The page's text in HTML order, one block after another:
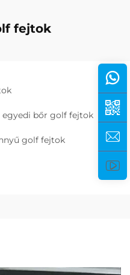
fejtok
egyedi bőr golf fejtok
golf fejtok